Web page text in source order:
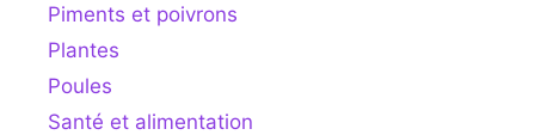
Piments et poivrons
Plantes
Poules
Santé et alimentation